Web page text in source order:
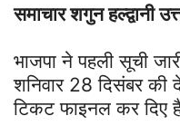
समाचार शगुन हल्द्वानी
भाजपा ने पहली सूची
शनिवार 28 दिसंबर की
टिकट फाइनल कर दिए